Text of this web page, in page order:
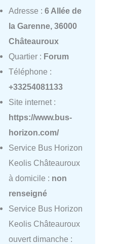
Adresse : 6 Allée de
la Garenne, 36000
Châteauroux
Quartier : Forum
Téléphone :
+33254081133
Site internet :
https://www.bus-
horizon.com/
Service Bus Horizon
Keolis Châteauroux
à domicile : non
renseigné
Service Bus Horizon
Keolis Châteauroux
ouvert dimanche :